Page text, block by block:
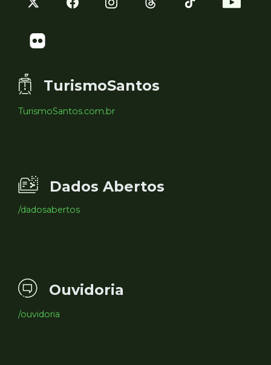
TurismoSantos
TurismoSantos.com.br
Dados Abertos
/dadosabertos
Ouvidoria
/ouvidoria